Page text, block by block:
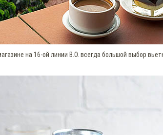
на 16-ой линии В.О. всегда большой выбор